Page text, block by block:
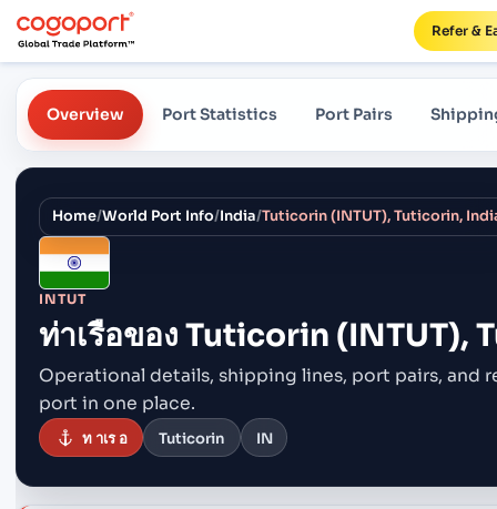
Refer &
Overview Port Statistics Port Pairs
Home/World Port Info/India/Tuticorin (INTUT), Tuticorin,
INTUT
ท่าเรือของ Tuticorin (INTUT),
Operational details, shipping lines, port pairs, and
port in one place.
ท าเร อ Tuticorin IN